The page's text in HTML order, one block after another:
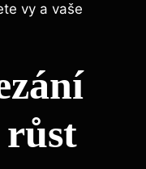
vy a vaše